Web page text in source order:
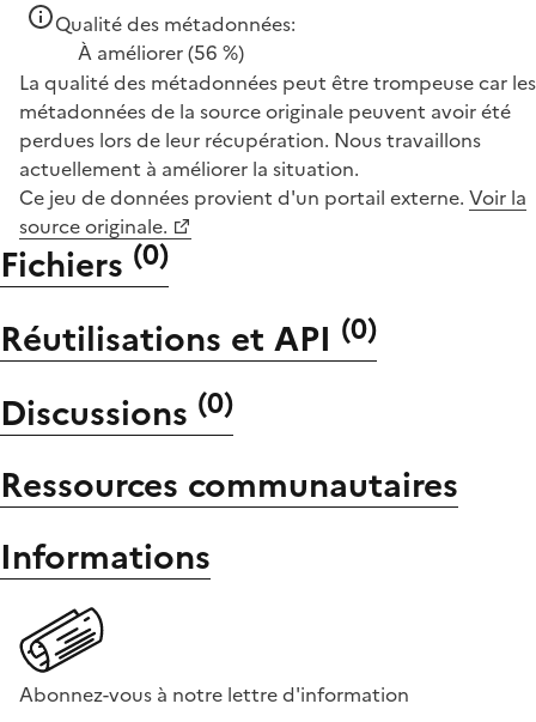
Qualité des métadonnées:
À améliorer(56 %)
La qualité des métadonnées peut être trompeuse car les
métadonnées de la source originale peuvent avoir été
perdues lors de leur récupération. Nous travaillons
actuellement à améliorer la situation.
Ce jeu de données provient d'un portail externe. Voir la
source originale.
Fichiers (0)
Réutilisations et API (0)
Discussions (0)
Ressources communautaires
Informations
Abonnez-vous à notre lettre d'information